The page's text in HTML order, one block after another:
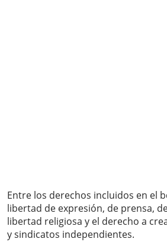
Entre los derechos incluidos en el
libertad de expresión, de prensa,
libertad religiosa y el derecho a
y sindicatos independientes.